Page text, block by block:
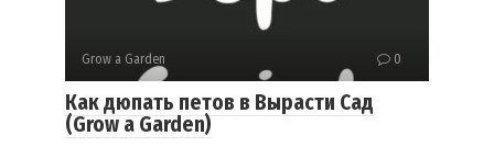
Grow a Garden 0
Как дюпать петов в Вырасти Сад
(Grow a Garden)